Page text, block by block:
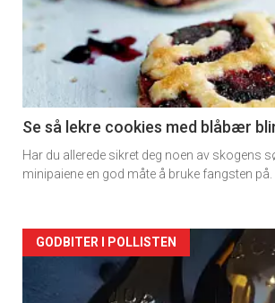
akkurat
nå
2
Se så lekre cookies med blåbær
Har du allerede sikret deg noen av skogens
minipaiene en god måte å bruke fangsten på.
Forsiden
akkurat
GODBITER I POLLISTEN